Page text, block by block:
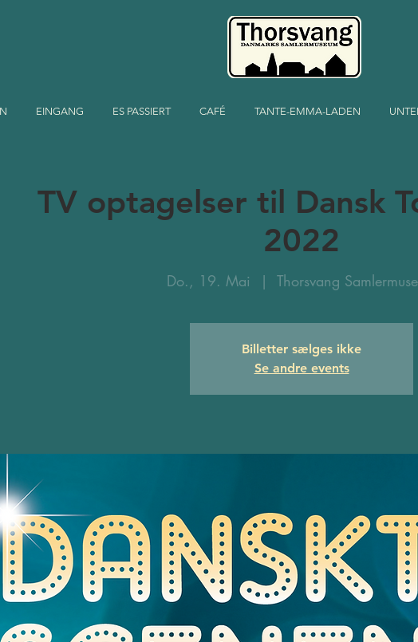
EINGANG ES PASSIERT CAFÉ TANTE-EMMA-LADEN
TV optagelser til Dansk
2022
Do., 19. Mai
  |
Thorsvang
Billetter sælges ikke
Se andre events